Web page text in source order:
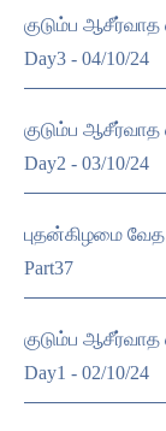
குடும்ப ஆசீர்வாத
Day3 - 04/10/24
குடும்ப ஆசீர்வாத
Day2 - 03/10/24
புதன்கிழமை வேத
Part37
குடும்ப ஆசீர்வாத
Day1 - 02/10/24